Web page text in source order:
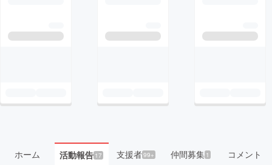
ホーム 活動報告17 支援者99+ 仲間募集 1 コメント